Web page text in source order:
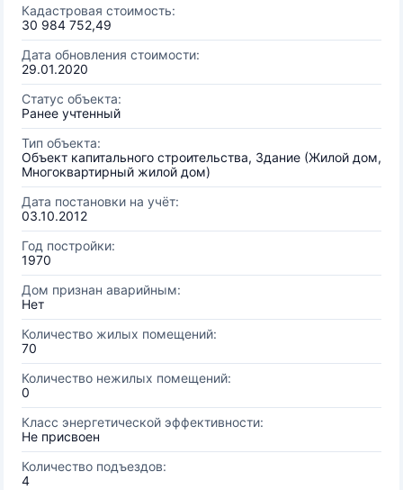
Кадастровая стоимость:
30 984 752,49
Дата обновления стоимости:
29.01.2020
Статус объекта:
Ранее учтенный
Тип объекта:
Объект капитального строительства, Здание (Жилой дом,
Многоквартирный жилой дом)
Дата постановки на учёт:
03.10.2012
Год постройки:
1970
Дом признан аварийным:
Нет
Количество жилых помещений:
70
Количество нежилых помещений:
0
Класс энергетической эффективности:
Не присвоен
Количество подъездов:
4